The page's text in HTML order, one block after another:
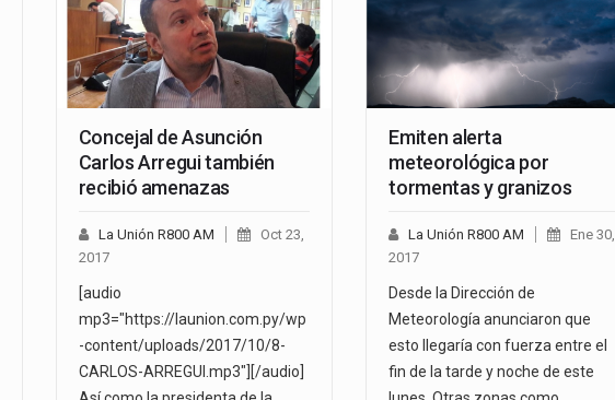
Concejal de Asunción
Carlos Arregui también
recibió amenazas
La Unión R800 AM
Oct 23,
2017
[audio
mp3="https://launion.com.py/wp
-content/uploads/2017/10/8-
CARLOS-ARREGUI.mp3"][/audio]
Emiten alerta
meteorológica por
tormentas y granizos
La Unión R800 AM
Ene 30,
2017
Desde la Dirección de
Meteorología anunciaron que
esto llegaría con fuerza entre el
fin de la tarde y noche de este